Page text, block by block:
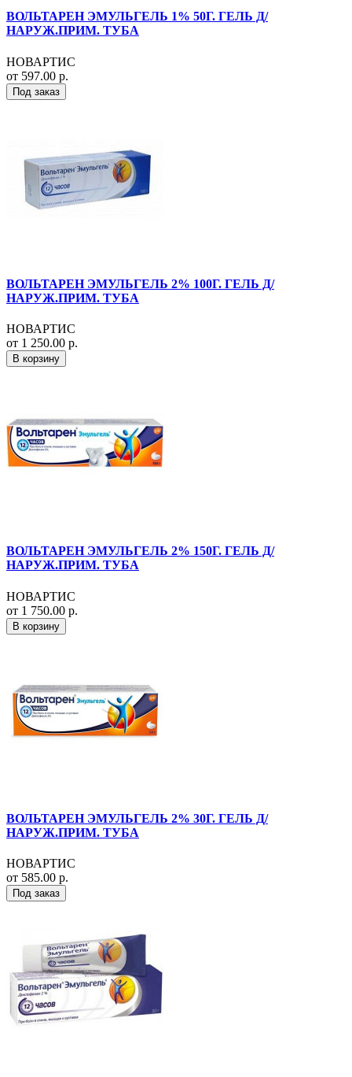
ВОЛЬТАРЕН ЭМУЛЬГЕЛЬ 1% 50Г. ГЕЛЬ Д/
НАРУЖ.ПРИМ. ТУБА
НОВАРТИС
от 597.00 р.
Под заказ
ВОЛЬТАРЕН ЭМУЛЬГЕЛЬ 2% 100Г. ГЕЛЬ Д/
НАРУЖ.ПРИМ. ТУБА
НОВАРТИС
от 1 250.00 р.
В корзину
ВОЛЬТАРЕН ЭМУЛЬГЕЛЬ 2% 150Г. ГЕЛЬ Д/
НАРУЖ.ПРИМ. ТУБА
НОВАРТИС
от 1 750.00 р.
В корзину
ВОЛЬТАРЕН ЭМУЛЬГЕЛЬ 2% 30Г. ГЕЛЬ Д/
НАРУЖ.ПРИМ. ТУБА
НОВАРТИС
от 585.00 р.
Под заказ